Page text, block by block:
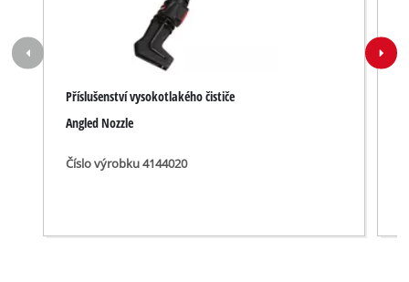
Příslušenství vysokotlakého čističe
Angled Nozzle
Číslo výrobku 4144020